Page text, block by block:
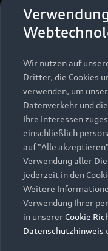
Alle Modelle
Elektromodelle
Plug-in-Hybride
Kaufen &
Neuwagensuche
Gebrauchtwagensuche
Gebrauchtwagen
Finanzierung
Aktionen & Angebote
Geschäftskunden
Saisonale Angebote
Audi Services
Garantie
Audi digital services
myAudi
Support
Kundenservice
Händlersuche
Audi Code
Häufige Fragen (FAQ)
Audi Online Beratung
Über Audi
Unternehmen
Karriere
Investor Relations
Presse & Media
© 2026 AUDI AG.
Wir nutzen auf
Dritter, die Cookies
verwenden, um
Datenverkehr und
Ihre Interessen
einschließlich
auf "Alle
Verwendung aller
jederzeit in den
Weitere
Verwendung Ihrer
in unserer Cookie
Datenschutzhinweis